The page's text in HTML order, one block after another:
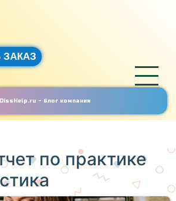
DissHelp.ru - блог компании
по практике